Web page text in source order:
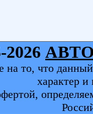
2026
то, что
характер